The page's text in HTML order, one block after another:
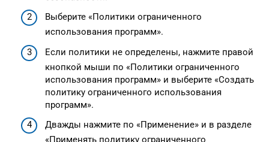
Выберите «Политики ограниченного
использования программ».
Если политики не определены, нажмите правой
кнопкой мыши по «Политики ограниченного
использования программ» и выберите «Создать
политику ограниченного использования
программ».
Дважды нажмите по «Применение» и в разделе
«Применять политику ограниченного